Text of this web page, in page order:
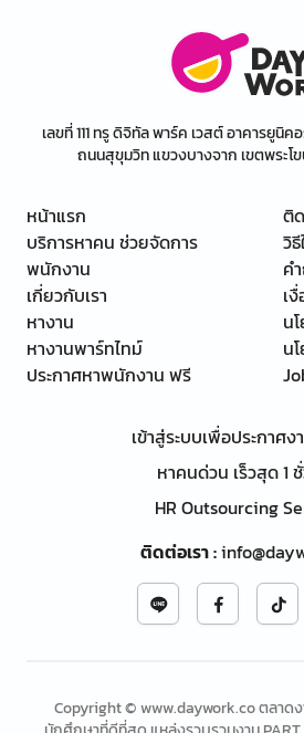
เลขที่ 111 ทรู ดิจิทัล พาร์ค เวสต์ อาคารยูนิค
ถนนสุขุมวิท แขวงบางจาก เขตพระโ
หน้าแรก
บริการหาคน ช่วยจัดการ
พนักงาน
เกี่ยวกับเรา
หางาน
หางานพาร์ทไทม์
ประกาศหาพนักงาน ฟรี
ติ
วิ
ค
เ
น
น
เข้าสู่ระบบเพื่อประกาศ
หาคนด่วน เร็วสุด 1
HR Outsourcing
ติดต่อเรา:
Copyright © www.daywork.co ตลาดง